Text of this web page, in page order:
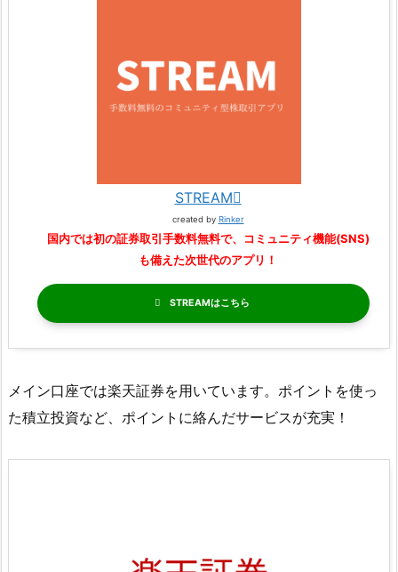
STREAM
created by Rinker
国内では初の証券取引手数料無料で、コミュニティ機能(SNS)
も備えた次世代のアプリ！
STREAM
メイン口座では楽天証券を用いています。ポイントを使っ
た積立投資など、ポイントに絡んだサービスが充実！